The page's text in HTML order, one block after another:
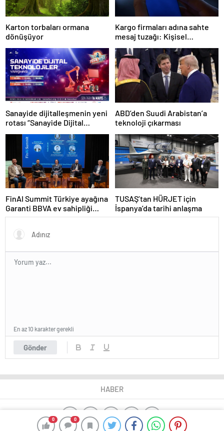
0 0
Karton torbaları ormana
dönüşüyor
Kargo firmaları adına sahte
mesaj tuzağı: Kişisel
bilgileriniz tehlikede!
Sanayide dijitalleşmenin yeni
rotası “Sanayide Dijital
belirleniyor!
ABD’den Suudi Arabistan’a
teknoloji çıkarması
FinAI Summit Türkiye ayağına
Garanti BBVA ev sahipliği
yaptı
TUSAŞ’tan HÜRJET için
İspanya’da tarihi anlaşma
Gönder
En az 10 karakter gerekli
HABER